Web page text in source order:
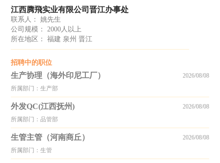
江西腾飛实业有限公司晋江办事处
联系人： 姚先生
公司规模： 2000人以上
所在地区： 福建 泉州 晋江
招聘中的职位
生产协理（海外印尼工厂）
所属部门：生产部
2026/08/08
外发QC(江西抚州)
所属部门：品管部
2026/08/08
生管主管（河南商丘）
所属部门：生管
2026/08/08